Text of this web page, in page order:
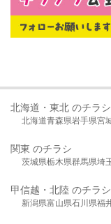
北海道・東北 のチラシ
北海道青森県岩手県宮
関東 のチラシ
茨城県栃木県群馬県埼
甲信越・北陸 のチラシ
新潟県富山県石川県福